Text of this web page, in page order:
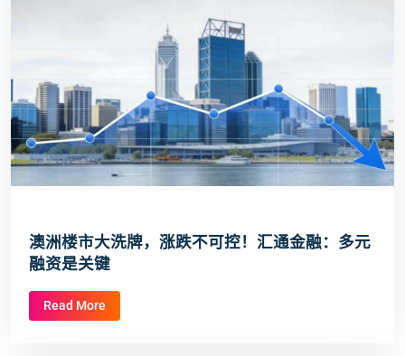
澳洲楼市大洗牌，涨跌不可控！汇通金融：多元
融资是关键
Read More